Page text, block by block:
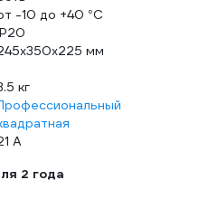
-10 до +40 °С
мм
кг
А
2 года